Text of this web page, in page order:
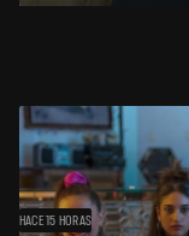
HACE 15 HORAS